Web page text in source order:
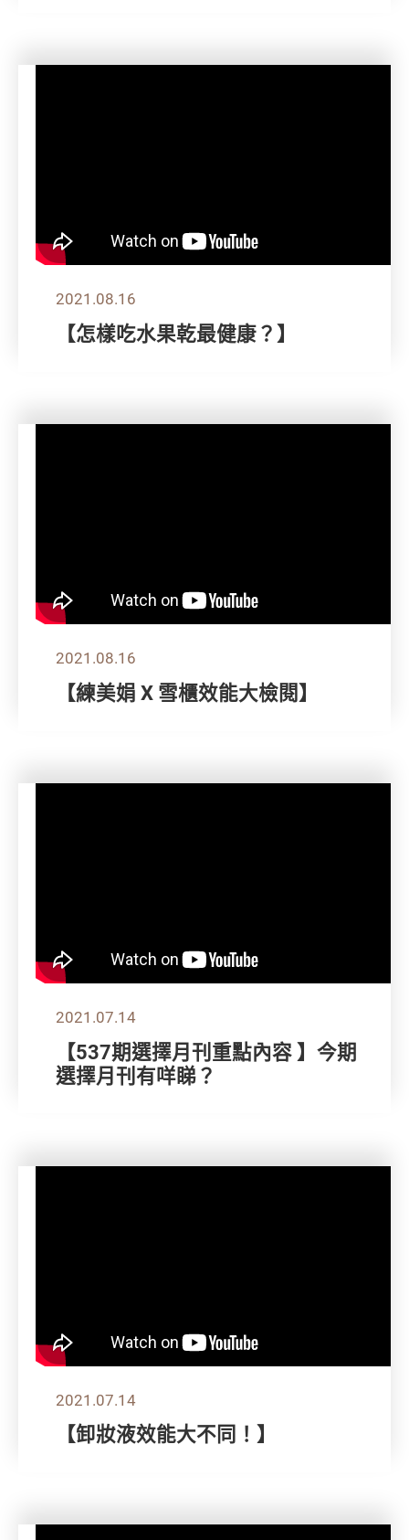
2021.08.16
【怎樣吃水果乾最健康？】
2021.08.16
【練美娟 X 雪櫃效能大檢閱】
2021.07.14
【537期選擇月刊重點內容 】今期
選擇月刊有咩睇？
2021.07.14
【卸妝液效能大不同！】